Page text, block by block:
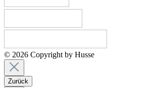
© 2026 Copyright by Husse
Zurück